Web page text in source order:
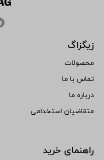
زیگزاگ
محصولات
تماس با ما
درباره ما
متقاضیان استخدامی
راهنمای خرید